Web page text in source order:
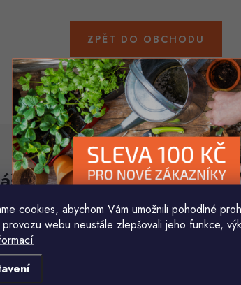
cookies, abychom Vám umožnili pohodlné
webu neustále zlepšovali jeho funkce,
ZPĚT DO OBCHODU
e-mail E-mail
Vložením e-mailu souhlasíte s